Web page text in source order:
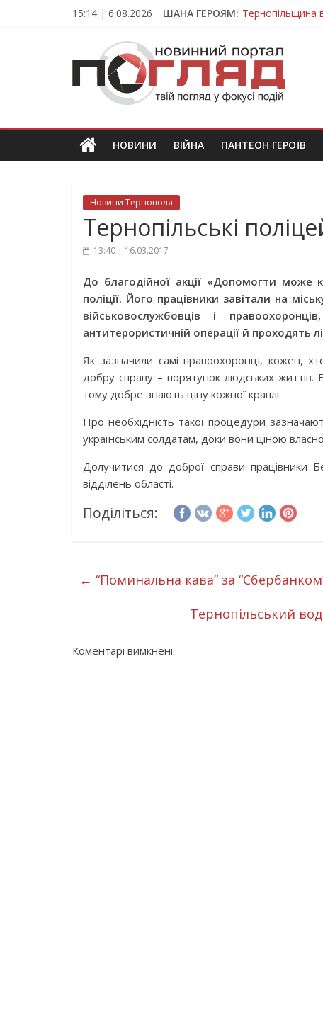
15:14 | 6.08.2026 ШАНА ГЕРОЯМ: Тернопільщина
Тернопільщина
Під час
На війні
ПОГЛЯД
Новини
Тернополя.
новини
та
НОВИНИ ВІЙНА ПАНТЕОН ГЕРОЇВ
Новини Тернополя
Тернопільські
13:40 | 16.03.2017
До благодійної акції «Допомогти може
поліції. Його працівники завітали на
військовослужбовців і
антитерористичній операції й проходять
Як зазначили самі правоохоронці, кожен,
добру справу – порятунок людських
тому добре знають ціну кожної краплі.
Про необхідність такої процедури
українським солдатам, доки вони ціною
Долучитися до доброї справи працівники
відділень області.
Поділіться:
← “Поминальна кава” за
Тернопільський
Коментарі вимкнені.